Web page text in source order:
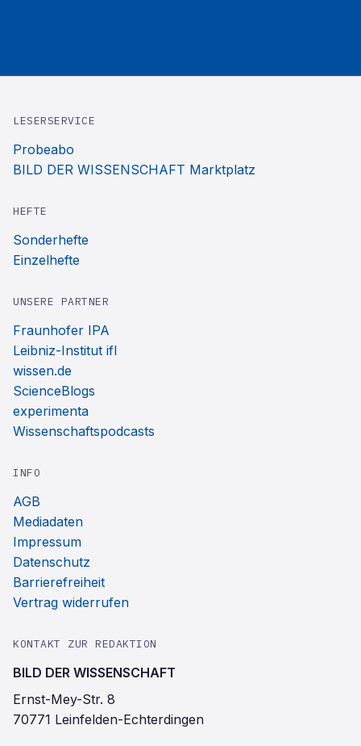
LESERSERVICE
Probeabo
BILD DER WISSENSCHAFT Marktplatz
HEFTE
Sonderhefte
Einzelhefte
UNSERE PARTNER
Fraunhofer IPA
Leibniz-Institut ifl
wissen.de
ScienceBlogs
experimenta
Wissenschaftspodcasts
INFO
AGB
Mediadaten
Impressum
Datenschutz
Barrierefreiheit
Vertrag widerrufen
KONTAKT ZUR REDAKTION
BILD DER WISSENSCHAFT
Ernst-Mey-Str. 8
70771 Leinfelden-Echterdingen